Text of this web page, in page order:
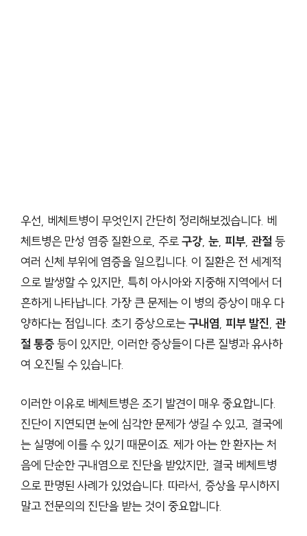
우선, 베체트병이 무엇인지 간단히 정리해보겠습니다. 베
체트병은 만성 염증 질환으로, 주로구강, 눈, 피부, 관절등
여러 신체 부위에 염증을 일으킵니다. 이 질환은 전 세계적
으로 발생할 수 있지만, 특히 아시아와 지중해 지역에서 더
흔하게 나타납니다. 가장 큰 문제는 이 병의 증상이 매우 다
양하다는 점입니다. 초기 증상으로는구내염, 피부 발진, 관
절 통증등이 있지만, 이러한 증상들이 다른 질병과 유사하
여 오진될 수 있습니다.
이러한 이유로 베체트병은 조기 발견이 매우 중요합니다.
진단이 지연되면 눈에 심각한 문제가 생길 수 있고, 결국에
는 실명에 이를 수 있기 때문이죠. 제가 아는 한 환자는 처
음에 단순한 구내염으로 진단을 받았지만, 결국 베체트병
으로 판명된 사례가 있었습니다. 따라서, 증상을 무시하지
말고 전문의의 진단을 받는 것이 중요합니다.